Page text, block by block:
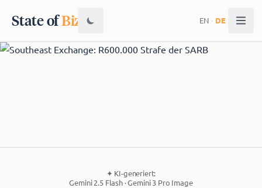
State ofBiz EN · DE
✦ KI-generiert:
Gemini 2.5 Flash · Gemini 3 Pro Image